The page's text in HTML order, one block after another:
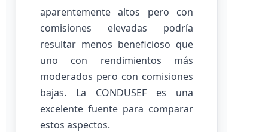
aparentemente altos pero con
comisiones elevadas podría
resultar menos beneficioso que
uno con rendimientos más
moderados pero con comisiones
bajas. La CONDUSEF es una
excelente fuente para comparar
estos aspectos.